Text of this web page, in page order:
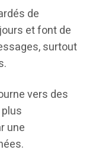
de
et font de
surtout
vers des
une